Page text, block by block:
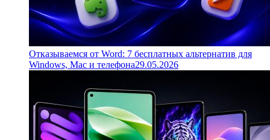
Отказываемся от Word: 7 бесплатных альтернатив для
Windows, Mac и телефона29.05.2026